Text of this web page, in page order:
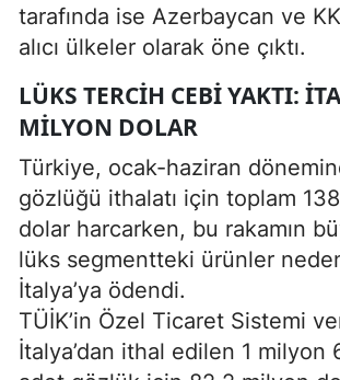
tarafında ise Azerbaycan ve
alıcı ülkeler olarak öne çıktı.
LÜKS TERCIH CEBI YAKTI:
MILYON DOLAR
Türkiye, ocak-haziran
gözlüğü ithalatı için toplam
dolar harcarken, bu rakamın
lüks segmentteki ürünler
İtalya’ya ödendi.
TÜİK’in Özel Ticaret Sistemi
İtalya’dan ithal edilen 1 milyon